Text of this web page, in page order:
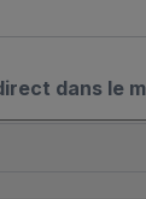
dans le